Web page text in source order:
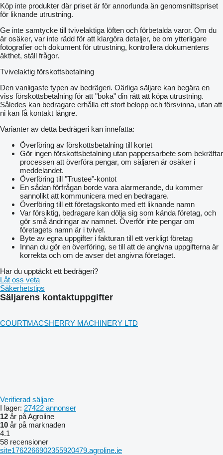
Köp inte produkter där priset är för annorlunda än genomsnittspriset
för liknande utrustning.
Ge inte samtycke till tvivelaktiga löften och förbetalda varor. Om du
är osäker, var inte rädd för att klargöra detaljer, be om ytterligare
fotografier och dokument för utrustning, kontrollera dokumentens
äkthet, ställ frågor.
Tvivelaktig förskottsbetalning
Den vanligaste typen av bedrägeri. Oärliga säljare kan begära en
viss förskottsbetalning för att "boka" din rätt att köpa utrustning.
Således kan bedragare erhålla ett stort belopp och försvinna, utan att
ni kan få kontakt längre.
Varianter av detta bedrägeri kan innefatta:
Överföring av förskottsbetalning till kortet
Gör ingen förskottsbetalning utan pappersarbete som bekräftar
processen att överföra pengar, om säljaren är osäker i
meddelandet.
Överföring till "Trustee"-kontot
En sådan förfrågan borde vara alarmerande, du kommer
sannolikt att kommunicera med en bedragare.
Överföring till ett företagskonto med ett liknande namn
Var försiktig, bedragare kan dölja sig som kända företag, och
gör små ändringar av namnet. Överför inte pengar om
företagets namn är i tvivel.
Byte av egna uppgifter i fakturan till ett verkligt företag
Innan du gör en överföring, se till att de angivna uppgifterna är
korrekta och om de avser det angivna företaget.
Har du upptäckt ett bedrägeri?
Låt oss veta
Säkerhetstips
Säljarens kontaktuppgifter
COURTMACSHERRY MACHINERY LTD
Verifierad säljare
I lager: 27422 annonser
12 år på Agroline
10 år på marknaden
4.1
58 recensioner
site1762266902355920479.agroline.ie